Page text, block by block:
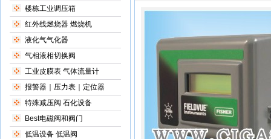
楼栋工业调压箱
红外线燃烧器 燃烧机
液化气气化器
气相液相切换阀
工业皮膜表 气体流量计
报警器｜压力表｜定位器
特殊减压阀 石化设备
Best电磁阀和阀门
低温设备 低温阀